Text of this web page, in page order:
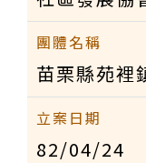
苗栗縣苑裡
82/04/24